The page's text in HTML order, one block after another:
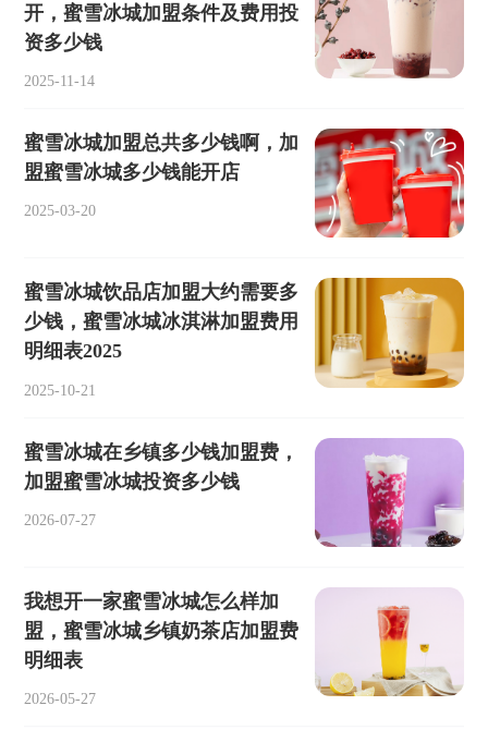
开，蜜雪冰城加盟条件及费用投
资多少钱
2025-11-14
蜜雪冰城加盟总共多少钱啊，加
盟蜜雪冰城多少钱能开店
2025-03-20
蜜雪冰城饮品店加盟大约需要多
少钱，蜜雪冰城冰淇淋加盟费用
明细表2025
2025-10-21
蜜雪冰城在乡镇多少钱加盟费，
加盟蜜雪冰城投资多少钱
2026-07-27
我想开一家蜜雪冰城怎么样加
盟，蜜雪冰城乡镇奶茶店加盟费
明细表
2026-05-27